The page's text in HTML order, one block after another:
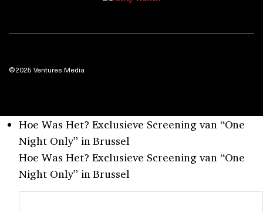
©2025 Ventures Media
Hoe Was Het? Exclusieve Screening van “One
Night Only” in Brussel
Hoe Was Het? Exclusieve Screening van “One
Night Only” in Brussel